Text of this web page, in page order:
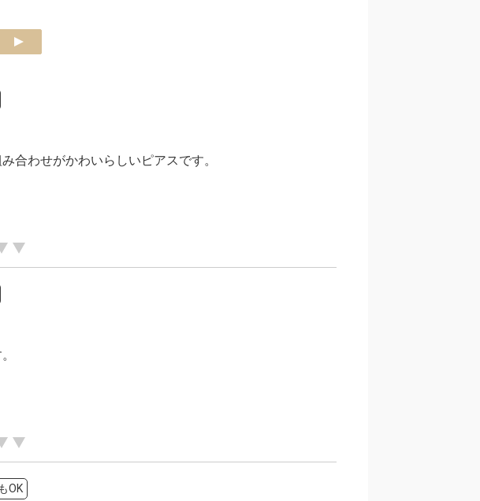
next
合わせがかわいらしいピアスです。
OK